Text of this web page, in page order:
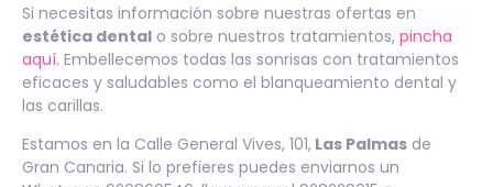
Si necesitas información sobre nuestras ofertas en
estética dental o sobre nuestros tratamientos, pincha
aquí. Embellecemos todas las sonrisas con tratamientos
eficaces y saludables como el blanqueamiento dental y
las carillas.
Estamos en la Calle General Vives, 101, Las Palmas de
Gran Canaria. Si lo prefieres puedes enviarnos un